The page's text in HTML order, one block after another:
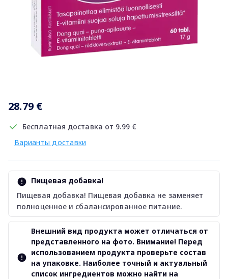
28.79 €
Бесплатная доставка от 9.99 €
Варианты доставки
Пищевая добавка!
Пищевая добавка! Пищевая добавка не заменяет
полноценное и сбалансированное питание.
Внешний вид продукта может отличаться от
представленного на фото. Внимание! Перед
использованием продукта проверьте состав
на упаковке. Наиболее точный и актуальный
список ингредиентов можно найти на